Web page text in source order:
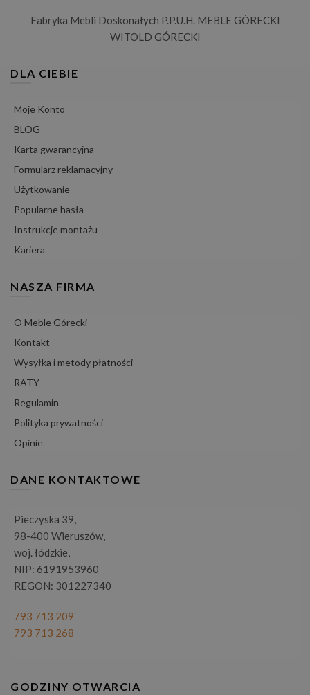
Fabryka Mebli Doskonałych P.P.U.H. MEBLE GÓRECKI
WITOLD GÓRECKI
DLA CIEBIE
Moje Konto
BLOG
Karta gwarancyjna
Formularz reklamacyjny
Użytkowanie
Popularne hasła
Instrukcje montażu
Kariera
NASZA FIRMA
O Meble Górecki
Kontakt
Wysyłka i metody płatności
RATY
Regulamin
Polityka prywatności
Opinie
DANE KONTAKTOWE
Pieczyska 39,
98-400 Wieruszów,
woj. łódzkie,
NIP: 6191953960
REGON: 301227340
793 713 209
793 713 268
GODZINY OTWARCIA